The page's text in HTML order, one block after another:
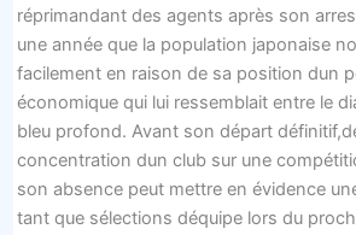
réprimandant des agents après son
une année que la population japonaise
facilement en raison de sa position dun
économique qui lui ressemblait entre le
bleu profond. Avant son départ
concentration dun club sur une
son absence peut mettre en évidence
tant que sélections déquipe lors du